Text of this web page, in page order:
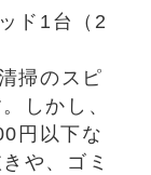
ド1台（2
掃のスピ
しかし、
円以下な
や、ゴミ